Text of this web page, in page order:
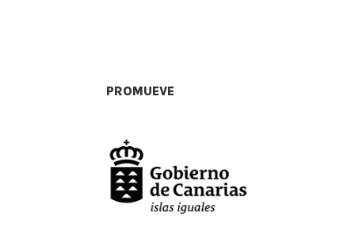
PROMUEVE